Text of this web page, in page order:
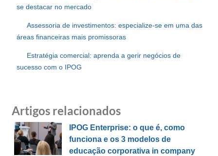
se destacar no mercado
Assessoria de investimentos: especialize-se em uma das
áreas financeiras mais promissoras
Estratégia comercial: aprenda a gerir negócios de
sucesso com o IPOG
Artigos relacionados
IPOG Enterprise: o que é, como
funciona e os 3 modelos de
educação corporativa in company